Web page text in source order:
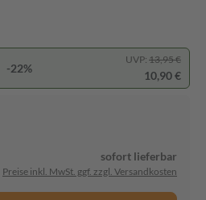
-22%
UVP: 13,95 €
10,90 €
sofort lieferbar
Preise inkl. MwSt. ggf. zzgl. Versandkosten